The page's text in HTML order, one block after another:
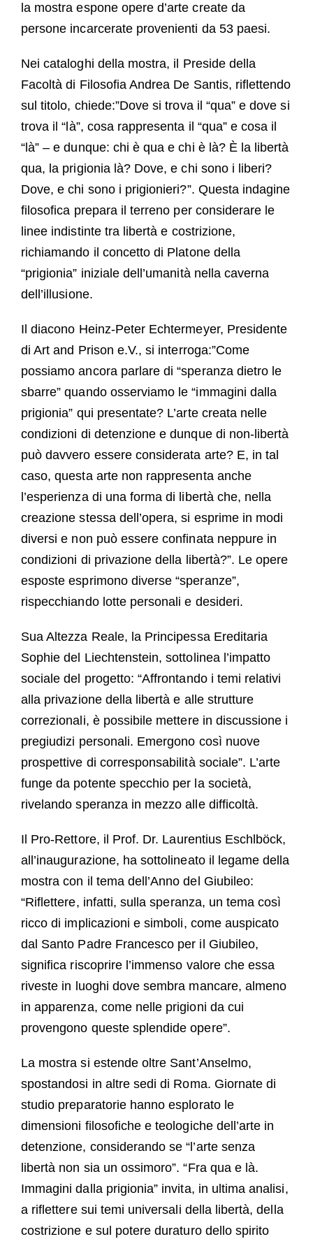
la mostra espone opere d’arte create da
persone incarcerate provenienti da 53 paesi.
Nei cataloghi della mostra, il Preside della
Facoltà di Filosofia Andrea De Santis, riflettendo
sul titolo, chiede:”Dove si trova il “qua” e dove si
trova il “là”, cosa rappresenta il “qua” e cosa il
“là” – e dunque: chi è qua e chi è là? È la libertà
qua, la prigionia là? Dove, e chi sono i liberi?
Dove, e chi sono i prigionieri?”. Questa indagine
filosofica prepara il terreno per considerare le
linee indistinte tra libertà e costrizione,
richiamando il concetto di Platone della
“prigionia” iniziale dell’umanità nella caverna
dell’illusione.
Il diacono Heinz-Peter Echtermeyer, Presidente
di Art and Prison e.V., si interroga:”Come
possiamo ancora parlare di “speranza dietro le
sbarre” quando osserviamo le “immagini dalla
prigionia” qui presentate? L’arte creata nelle
condizioni di detenzione e dunque di non-libertà
può davvero essere considerata arte? E, in tal
caso, questa arte non rappresenta anche
l’esperienza di una forma di libertà che, nella
creazione stessa dell’opera, si esprime in modi
diversi e non può essere confinata neppure in
condizioni di privazione della libertà?”. Le opere
esposte esprimono diverse “speranze”,
rispecchiando lotte personali e desideri.
Sua Altezza Reale, la Principessa Ereditaria
Sophie del Liechtenstein, sottolinea l’impatto
sociale del progetto: “Affrontando i temi relativi
alla privazione della libertà e alle strutture
correzionali, è possibile mettere in discussione i
pregiudizi personali. Emergono così nuove
prospettive di corresponsabilità sociale”. L’arte
funge da potente specchio per la società,
rivelando speranza in mezzo alle difficoltà.
Il Pro-Rettore, il Prof. Dr. Laurentius Eschlböck,
all’inaugurazione, ha sottolineato il legame della
mostra con il tema dell’Anno del Giubileo:
“Riflettere, infatti, sulla speranza, un tema così
ricco di implicazioni e simboli, come auspicato
dal Santo Padre Francesco per il Giubileo,
significa riscoprire l’immenso valore che essa
riveste in luoghi dove sembra mancare, almeno
in apparenza, come nelle prigioni da cui
provengono queste splendide opere”.
La mostra si estende oltre Sant’Anselmo,
spostandosi in altre sedi di Roma. Giornate di
studio preparatorie hanno esplorato le
dimensioni filosofiche e teologiche dell’arte in
detenzione, considerando se “l’arte senza
libertà non sia un ossimoro”. “Fra qua e là.
Immagini dalla prigionia” invita, in ultima analisi,
a riflettere sui temi universali della libertà, della
costrizione e sul potere duraturo dello spirito